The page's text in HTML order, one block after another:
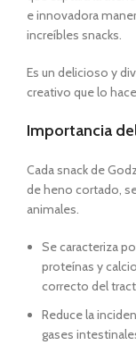
e innovadora
increíbles snacks.
Es un delicioso y
creativo que lo
Importancia
Cada snack de
de heno cortado,
animales.
Se caracteriza
proteínas y
correcto del
Reduce la
gases